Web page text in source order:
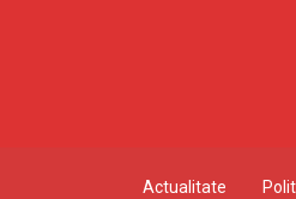
Actualitate